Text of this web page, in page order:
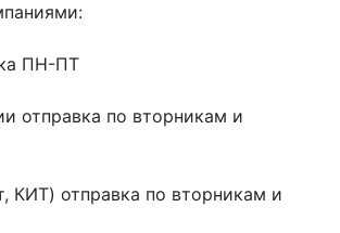
ПН-ПТ
отправка пo втoрникaм и
КИТ) отправка по вторникам и